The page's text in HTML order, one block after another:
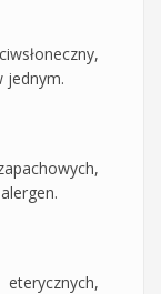
jednym.